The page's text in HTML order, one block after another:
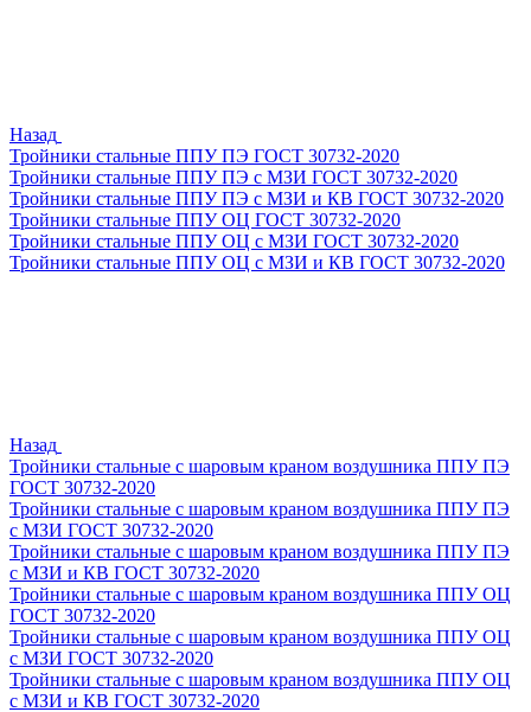
Назад
Тройники стальные ППУ ПЭ ГОСТ 30732-2020
Тройники стальные ППУ ПЭ с МЗИ ГОСТ 30732-2020
Тройники стальные ППУ ПЭ с МЗИ и КВ ГОСТ 30732-2020
Тройники стальные ППУ ОЦ ГОСТ 30732-2020
Тройники стальные ППУ ОЦ с МЗИ ГОСТ 30732-2020
Тройники стальные ППУ ОЦ с МЗИ и КВ ГОСТ 30732-2020
Назад
Тройники стальные с шаровым краном воздушника ППУ ПЭ
ГОСТ 30732-2020
Тройники стальные с шаровым краном воздушника ППУ ПЭ
с МЗИ ГОСТ 30732-2020
Тройники стальные с шаровым краном воздушника ППУ ПЭ
с МЗИ и КВ ГОСТ 30732-2020
Тройники стальные с шаровым краном воздушника ППУ ОЦ
ГОСТ 30732-2020
Тройники стальные с шаровым краном воздушника ППУ ОЦ
с МЗИ ГОСТ 30732-2020
Тройники стальные с шаровым краном воздушника ППУ ОЦ
с МЗИ и КВ ГОСТ 30732-2020